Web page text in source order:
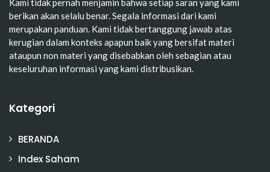
Kami tidak pernah menjamin bahwa setiap saran yang kami
berikan akan selalu benar. Segala informasi dari kami
merupakan panduan. Kami tidak bertanggung jawab atas
kerugian dalam konteks apapun baik yang bersifat materi
ataupun non materi yang disebabkan oleh sebagian atau
keseluruhan informasi yang kami distribusikan.
Kategori
BERANDA
Index Saham